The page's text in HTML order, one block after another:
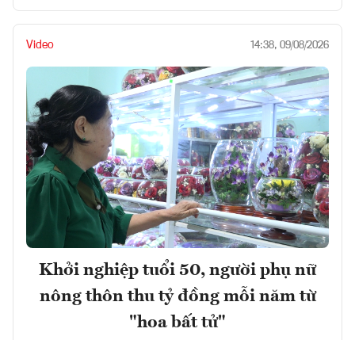
Video 14:38, 09/08/2026
Khởi nghiệp tuổi 50, người phụ nữ
nông thôn thu tỷ đồng mỗi năm từ
"hoa bất tử"